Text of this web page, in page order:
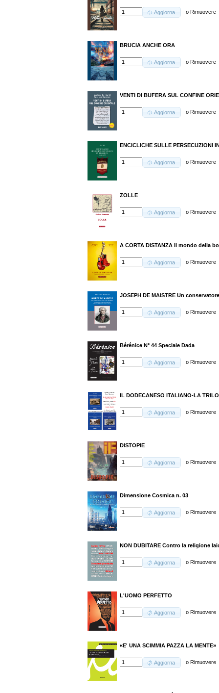
Aggiorna oRimuovere
BRUCIA ANCHE ORA
Aggiorna oRimuovere
VENTI DI BUFERA SUL CONFINE
Aggiorna oRimuovere
ENCICLICHE SULLE PERSECUZIONI
Aggiorna oRimuovere
ZOLLE
Aggiorna oRimuovere
A CORTA DISTANZA Il mondo della
Aggiorna oRimuovere
JOSEPH DE MAISTRE Un
Aggiorna oRimuovere
Bérénice N° 44 Speciale Dada
Aggiorna oRimuovere
IL DODECANESO ITALIANO-LA
Aggiorna oRimuovere
DISTOPIE
Aggiorna oRimuovere
Dimensione Cosmica n. 03
Aggiorna oRimuovere
NON DUBITARE Contro la religione
Aggiorna oRimuovere
L'UOMO PERFETTO
Aggiorna oRimuovere
«E' UNA SCIMMIA PAZZA LA MENTE»
Aggiorna oRimuovere